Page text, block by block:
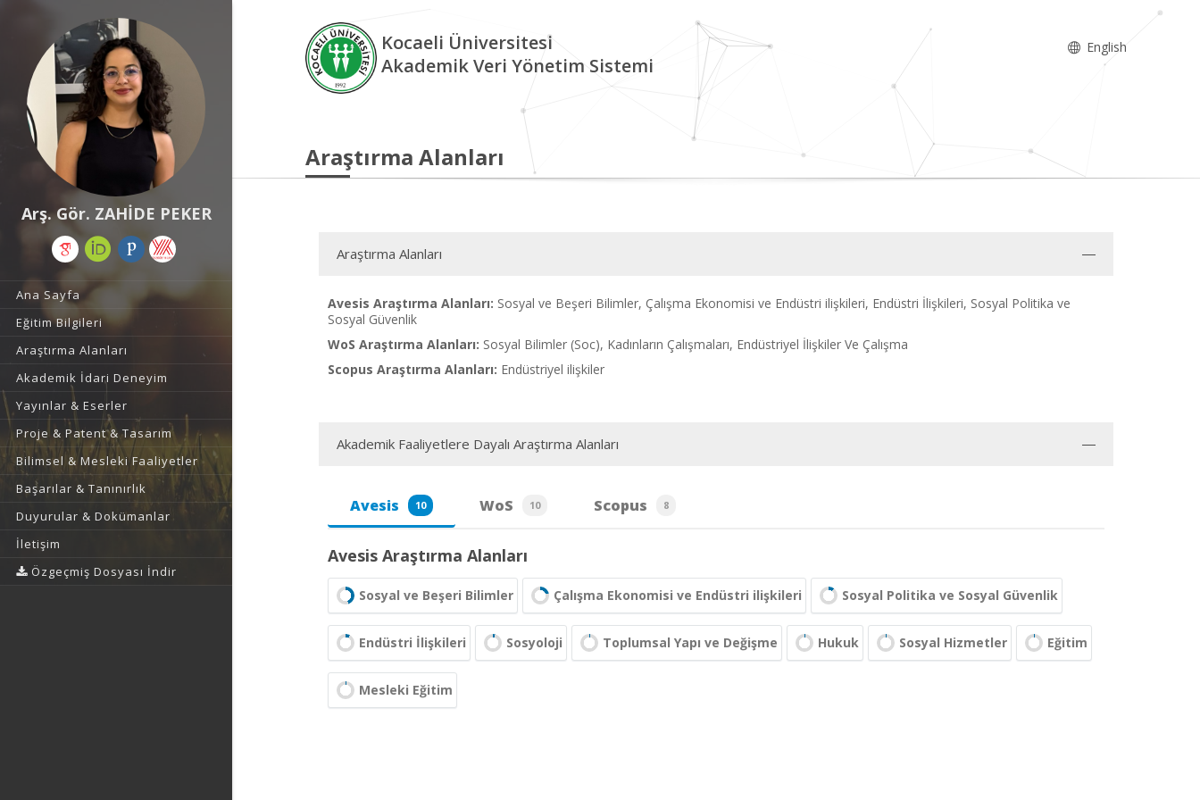
Arş. Gör. ZAHİDE PEKER
Ana Sayfa
Eğitim Bilgileri
Araştırma Alanları
Akademik İdari Deneyim
Yayınlar & Eserler
Proje & Patent & Tasarım
Bilimsel & Mesleki Faaliyetler
Başarılar & Tanınırlık
Duyurular & Dokümanlar
İletişim
Özgeçmiş Dosyası İndir
Kocaeli Üniversitesi
Akademik Veri Yönetim Sistemi
English
Araştırma Alanları
Araştırma Alanları
Avesis Araştırma Alanları: Sosyal ve Beşeri Bilimler, Çalışma Ekonomisi ve Endüstri ilişkileri, Endüstri İlişkileri, Sosyal Politika ve
Sosyal Güvenlik
WoS Araştırma Alanları: Sosyal Bilimler (Soc), Kadınların Çalışmaları, Endüstriyel İlişkiler Ve Çalışma
Scopus Araştırma Alanları: Endüstriyel ilişkiler
Akademik Faaliyetlere Dayalı Araştırma Alanları
Avesis 10 WoS 10 Scopus 8
Avesis Araştırma Alanları
Sosyal ve Beşeri Bilimler Çalışma Ekonomisi ve Endüstri ilişkileri Sosyal Politika ve Sosyal Güvenlik
Endüstri İlişkileri Sosyoloji Toplumsal Yapı ve Değişme Hukuk Sosyal Hizmetler Eğitim
Mesleki Eğitim